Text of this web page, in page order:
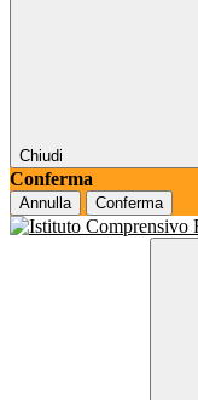
Chiudi
Conferma
Annulla Conferma